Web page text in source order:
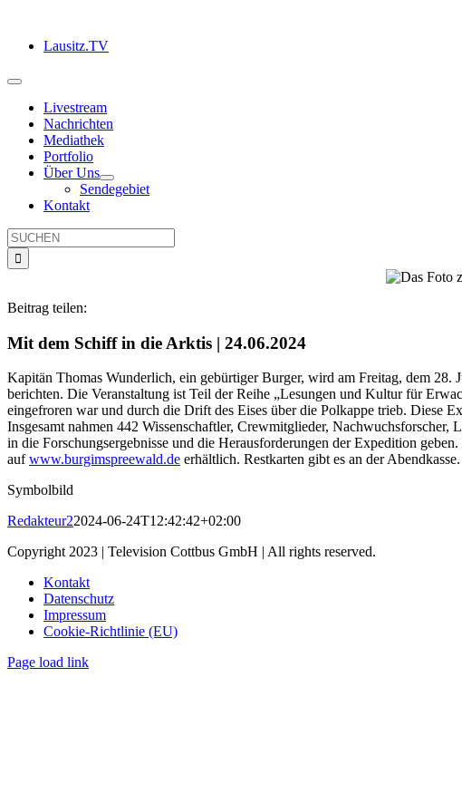
springenLausitz.TV
Toggle
NavigationLivestream
Nachrichten
Mediathek
Portfolio
Über Uns
Sendegebiet
Kontakt
Suche
nach:
Beitrag teilen:
Mit dem Schiff in die Arktis | 24.06.2024
Kapitän Thomas Wunderlich, ein gebürtiger Burger, wird am Freitag, dem
berichten. Die Veranstaltung ist Teil der Reihe „Lesungen und Kultur für
eingefroren war und durch die Drift des Eises über die Polkappe trieb. Diese
Insgesamt nahmen 442 Wissenschaftler, Crewmitglieder,
in die Forschungsergebnisse und die Herausforderungen der Expedition
aufwww.burgimspreewald.de erhältlich. Restkarten gibt es an der Abendkasse.
Symbolbild
Redakteur22024-06-24T12:42:42+02:00
Copyright 2023 | Television Cottbus GmbH | All rights reserved.
Kontakt
Datenschutz
Impressum
Cookie-Richtlinie (EU)
Page load link